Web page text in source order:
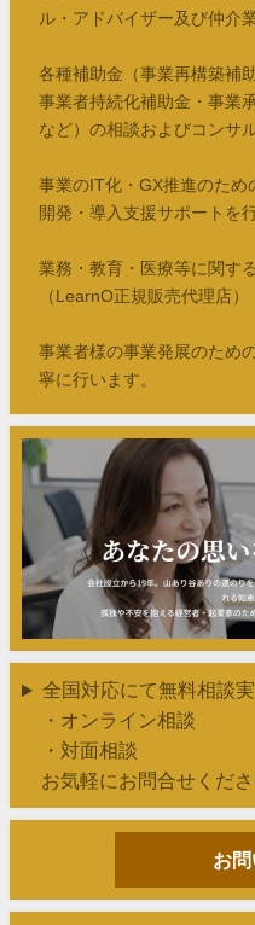
ル・アドバイザー及び仲介
各種補助金（事業再構築補
事業者持続化補助金・事業
など）の相談およびコンサ
事業のIT化・GX推進のため
開発・導入支援サポートを
業務・教育・医療等に関す
（LearnO正規販売代理店）
事業者様の事業発展のため
寧に行います。
全国対応にて無料相談実
・オンライン相談
・対面相談
お気軽にお問合せくださ
お